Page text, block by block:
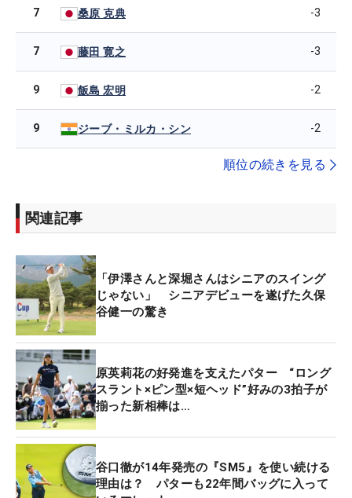
7 桑原 克典 -3
7 藤田 寛之 -3
9 飯島 宏明 -2
9 ジーブ・ミルカ・シン -2
順位の続きを見る
関連記事
「伊澤さんと深堀さんはシニアのスイング
じゃない」 シニアデビューを遂げた久保
谷健一の驚き
原英莉花の好発進を支えたパター “ロング
スラント×ピン型×短ヘッド”好みの3拍子が
揃った新相棒は…
谷口徹が14年発売の『SM5』を使い続ける
理由は？ パターも22年間バッグに入って